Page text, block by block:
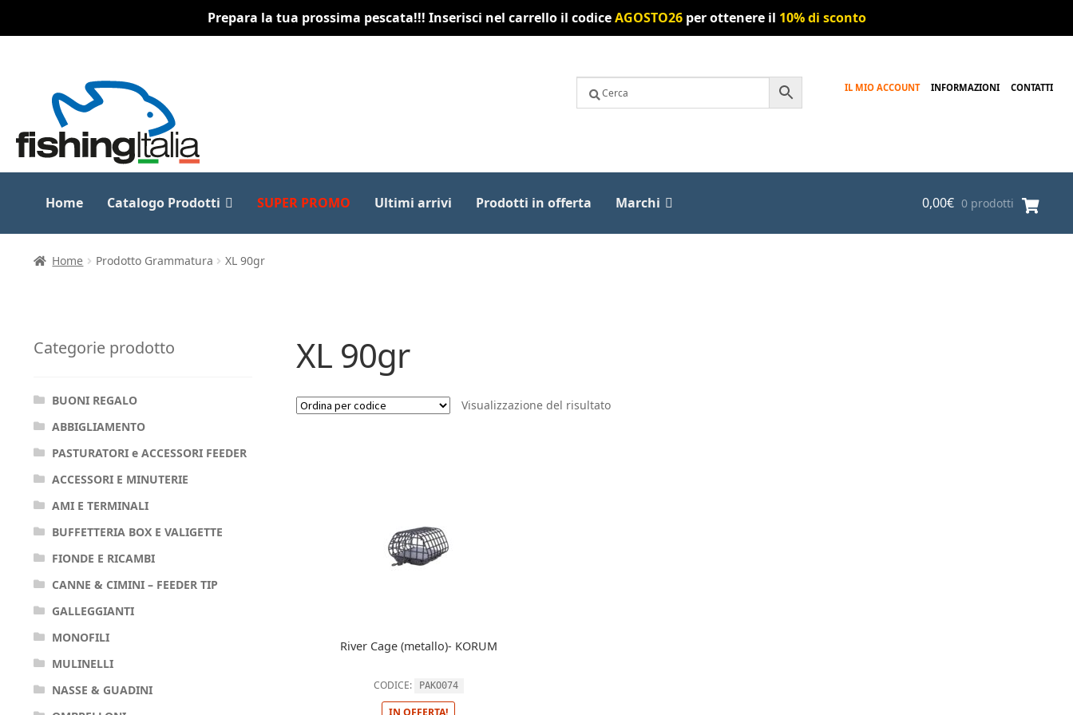
Prepara la tua prossima pescata!!! Inserisci nel carrello il codiceAGOSTO26per ottenere il 10% di sconto
navigazione
contenuto
IL MIO ACCOUNT INFORMAZIONI CONTATTI
Home Catalogo Prodotti SUPER PROMO Ultimi arrivi Prodotti in offerta Marchi 0,00€ 0 prodotti
Home Prodotto Grammatura XL 90gr
XL 90gr
Visualizzazione del risultato
River Cage (metallo)- KORUM
CODICE: PAKO074
IN OFFERTA!
Categorie prodotto
BUONI REGALO
ABBIGLIAMENTO
PASTURATORI e ACCESSORI FEEDER
ACCESSORI E MINUTERIE
AMI E TERMINALI
BUFFETTERIA BOX E VALIGETTE
FIONDE E RICAMBI
CANNE & CIMINI – FEEDER TIP
GALLEGGIANTI
MONOFILI
MULINELLI
NASSE & GUADINI